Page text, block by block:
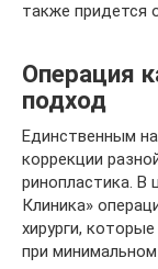
также придется
Операция
подход
Единственным
коррекции
ринопластика. В
Клиника»
хирурги,
при